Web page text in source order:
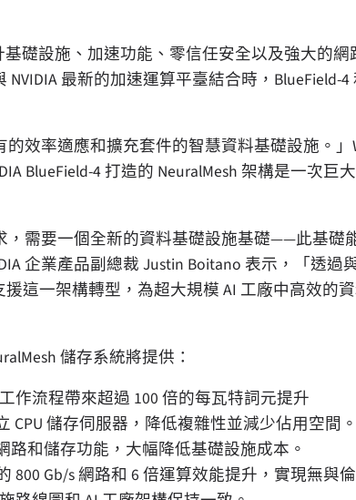
基礎設施、加速功能、零信任安全以及強大的網
最新的加速運算平臺結合時，BlueField-4
的效率適應和擴充套件的智慧資料基礎設施。」
BlueField-4 打造的 NeuralMesh 架構是一次
，需要一個全新的資料基礎設施基礎——此基礎
企業產品副總裁 Justin Boitano 表示，「透過
援這一架構轉型，為超大規模 AI 工廠中高效的
儲存系統將提供：
作流程帶來超過 100 倍的每瓦特詞元提升
CPU 儲存伺服器，降低複雜性並減少佔用空間。
路和儲存功能，大幅降低基礎設施成本。
800 Gb/s 網路和 6 倍運算效能提升，實現無與